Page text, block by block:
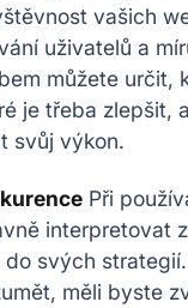
vašich
uživatelů a
můžete určit,
je třeba zlepšit,
svůj výkon.
Při
interpretovat
do svých
měli byste